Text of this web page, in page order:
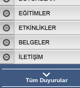
Tüm Duyurular